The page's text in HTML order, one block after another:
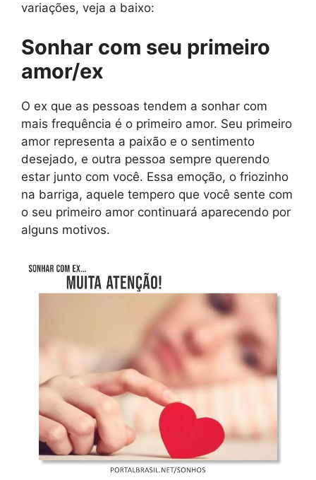
variações, veja a baixo:
Sonhar com seu primeiro
amor/ex
O ex que as pessoas tendem a sonhar com
mais frequência é o primeiro amor. Seu primeiro
amor representa a paixão e o sentimento
desejado, e outra pessoa sempre querendo
estar junto com você. Essa emoção, o friozinho
na barriga, aquele tempero que você sente com
o seu primeiro amor continuará aparecendo por
alguns motivos.